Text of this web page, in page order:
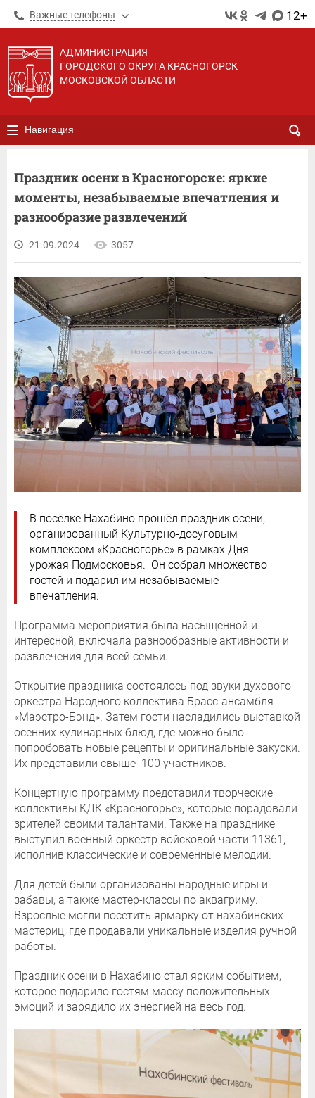
Важные телефоны 12+
АДМИНИСТРАЦИЯ
ГОРОДСКОГО ОКРУГА КРАСНОГОРСК
МОСКОВСКОЙ ОБЛАСТИ
Навигация
Праздник осени в Красногорске: яркие
моменты, незабываемые впечатления и
разнообразие развлечений
21.09.2024 3057
В посёлке Нахабино прошёл праздник осени,
организованный Культурно-досуговым
комплексом «Красногорье» в рамках Дня
урожая Подмосковья. Он собрал множество
гостей и подарил им незабываемые
впечатления.
Программа мероприятия была насыщенной и
интересной, включала разнообразные активности и
развлечения для всей семьи.
Открытие праздника состоялось под звуки духового
оркестра Народного коллектива Брасс-ансамбля
«Маэстро-Бэнд». Затем гости насладились выставкой
осенних кулинарных блюд, где можно было
попробовать новые рецепты и оригинальные закуски.
Их представили свыше 100 участников.
Концертную программу представили творческие
коллективы КДК «Красногорье», которые порадовали
зрителей своими талантами. Также на празднике
выступил военный оркестр войсковой части 11361,
исполнив классические и современные мелодии.
Для детей были организованы народные игры и
забавы, а также мастер-классы по аквагриму.
Взрослые могли посетить ярмарку от нахабинских
мастериц, где продавали уникальные изделия ручной
работы.
Праздник осени в Нахабино стал ярким событием,
которое подарило гостям массу положительных
эмоций и зарядило их энергией на весь год.